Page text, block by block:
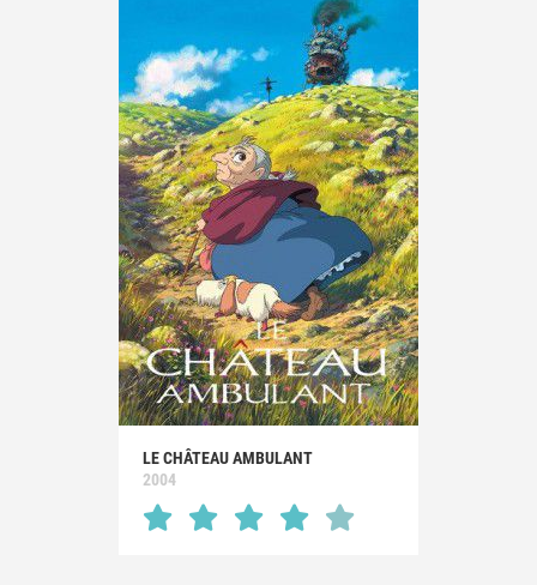
LE CHÂTEAU AMBULANT
2004